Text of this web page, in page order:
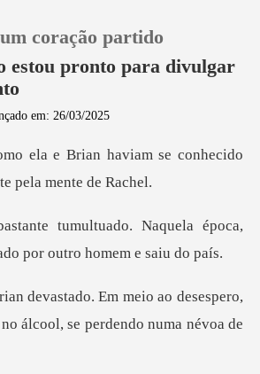
coração partido
estou pronto para divulgar
em: 26/03/2025
haviam se conhecido
Naquela época,
o desespero,
no álcool,